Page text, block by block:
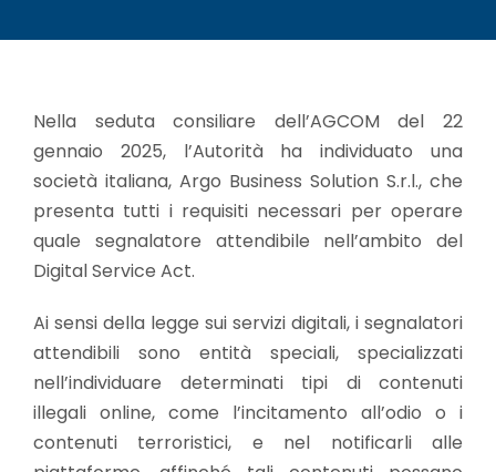
Nella seduta consiliare dell’AGCOM del 22
gennaio 2025, l’Autorità ha individuato una
società italiana, Argo Business Solution S.r.l., che
presenta tutti i requisiti necessari per operare
quale segnalatore attendibile nell’ambito del
Digital Service Act.
Ai sensi della legge sui servizi digitali, i segnalatori
attendibili sono entità speciali, specializzati
nell’individuare determinati tipi di contenuti
illegali online, come l’incitamento all’odio o i
contenuti terroristici, e nel notificarli alle